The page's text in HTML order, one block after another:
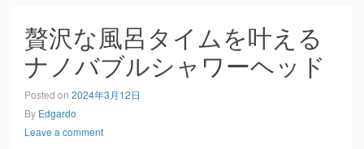
贅沢な風呂タイムを叶える
ナノバブルシャワーヘッド
Posted on 2024年3月12日
By Edgardo
Leave a comment